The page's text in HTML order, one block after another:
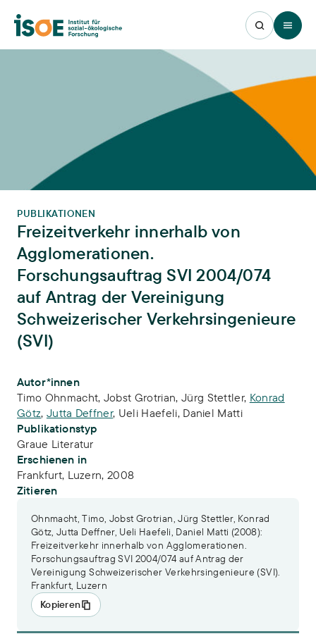
Open
PUBLIKATIONEN
Freizeitverkehr innerhalb von
Agglomerationen.
Forschungsauftrag SVI 2004/074
auf Antrag der Vereinigung
Schweizerischer Verkehrsingenieure
(SVI)
Publikations-Infos
Autor*innen
Timo Ohnmacht, Jobst Grotrian, Jürg Stettler, Konrad
Götz, Jutta Deffner, Ueli Haefeli, Daniel Matti
Publikationstyp
Graue Literatur
Erschienen in
Frankfurt, Luzern, 2008
Zitieren
Ohnmacht, Timo, Jobst Grotrian, Jürg Stettler, Konrad
Götz, Jutta Deffner, Ueli Haefeli, Daniel Matti (2008):
Freizeitverkehr innerhalb von Agglomerationen.
Forschungsauftrag SVI 2004/074 auf Antrag der
Vereinigung Schweizerischer Verkehrsingenieure (SVI).
Frankfurt, Luzern
Kopieren